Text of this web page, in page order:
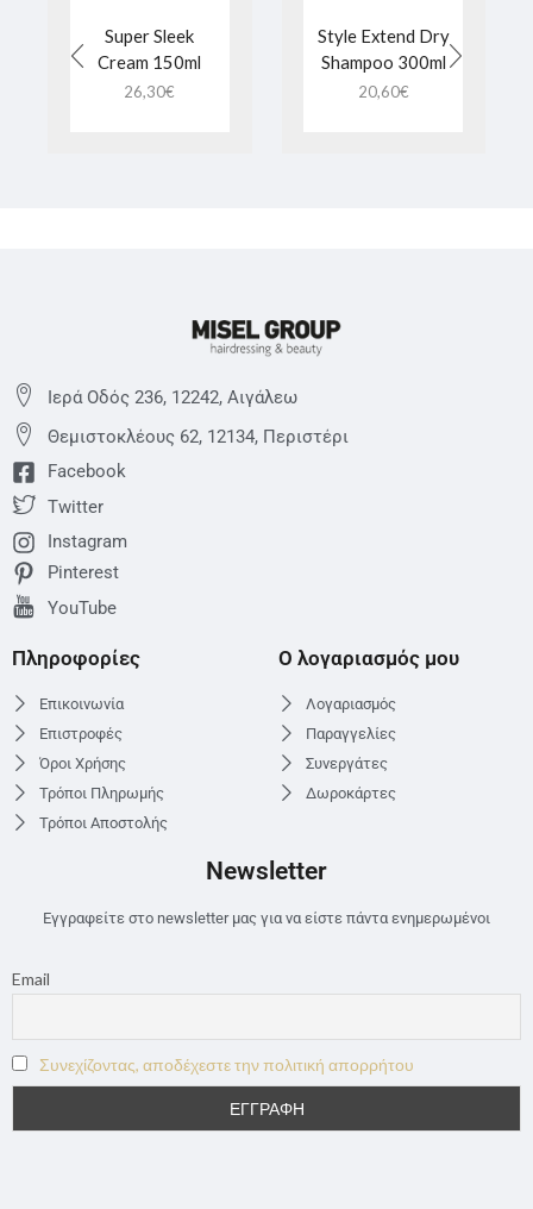
Super Sleek
Cream 150ml
26,30€
Style Extend Dry
Shampoo 300ml
20,60€
Ιερά Οδός 236, 12242, Αιγάλεω
Θεμιστoκλέους 62, 12134, Περιστέρι
Facebook
Twitter
Instagram
Pinterest
YouTube
Πληροφορίες
Επικοινωνία
Επιστροφές
Όροι Χρήσης
Τρόποι Πληρωμής
Τρόποι Αποστολής
Ο λογαριασμός μου
Λογαριασμός
Παραγγελίες
Συνεργάτες
Δωροκάρτες
Newsletter
Εγγραφείτε στο newsletter μας για να είστε πάντα ενημερωμένοι
Email
Συνεχίζοντας, αποδέχεστε την πολιτική απορρήτου